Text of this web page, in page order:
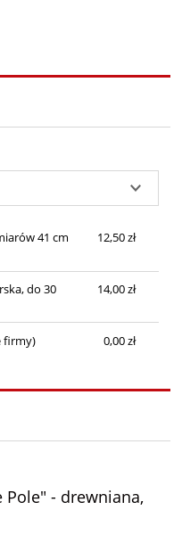
płatności
41 cm
12,50 zł
do 30
14,00 zł
firmy) 0,00 zł
Pole" - drewniana,